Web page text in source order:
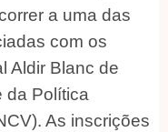
a uma das
com os
Aldir Blanc de
da Política
As inscrições